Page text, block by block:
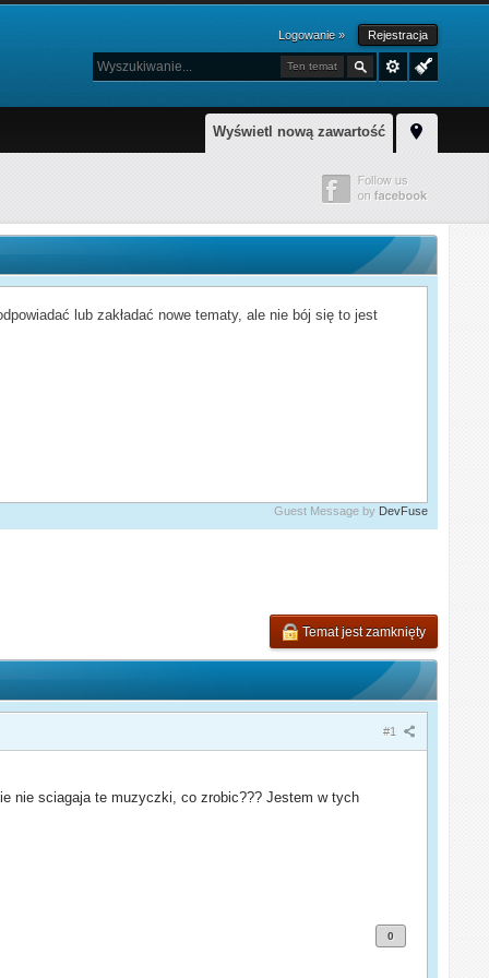
Logowanie » Rejestracja
Ten temat
Wyświetl nową zawartość
lub zakładać nowe tematy, ale nie bój się to jest
Guest Message by DevFuse
Temat jest zamknięty
#1
nie sciagaja te muzyczki, co zrobic??? Jestem w tych
0